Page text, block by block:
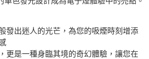
發出迷人的光芒，為您的吸煙時刻增添
更是一種身臨其境的奇幻體驗，讓您在